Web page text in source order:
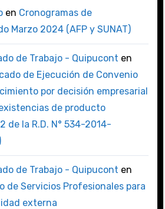
en Cronogramas de
Marzo 2024 (AFP y SUNAT)
de Trabajo - Quipucont en
de Ejecución de Convenio
por decisión empresarial
de producto
de la R.D. N° 534-2014-
de Trabajo - Quipucont en
de Servicios Profesionales para
externa